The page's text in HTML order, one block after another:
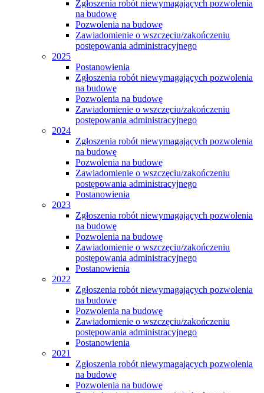
Zgłoszenia robót niewymagających pozwolenia
na budowę
Pozwolenia na budowę
Zawiadomienie o wszczęciu/zakończeniu
postępowania administracyjnego
2025
Postanowienia
Zgłoszenia robót niewymagających pozwolenia
na budowę
Pozwolenia na budowę
Zawiadomienie o wszczęciu/zakończeniu
postępowania administracyjnego
2024
Zgłoszenia robót niewymagających pozwolenia
na budowę
Pozwolenia na budowę
Zawiadomienie o wszczęciu/zakończeniu
postępowania administracyjnego
Postanowienia
2023
Zgłoszenia robót niewymagających pozwolenia
na budowę
Pozwolenia na budowę
Zawiadomienie o wszczęciu/zakończeniu
postępowania administracyjnego
Postanowienia
2022
Zgłoszenia robót niewymagających pozwolenia
na budowę
Pozwolenia na budowę
Zawiadomienie o wszczęciu/zakończeniu
postępowania administracyjnego
Postanowienia
2021
Zgłoszenia robót niewymagających pozwolenia
na budowę
Pozwolenia na budowę